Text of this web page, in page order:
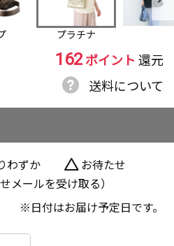
プラチナ
162ポイント 還元
送料について
わずか
お待たせ
メールを受け取る）
日付はお届け予定日です。